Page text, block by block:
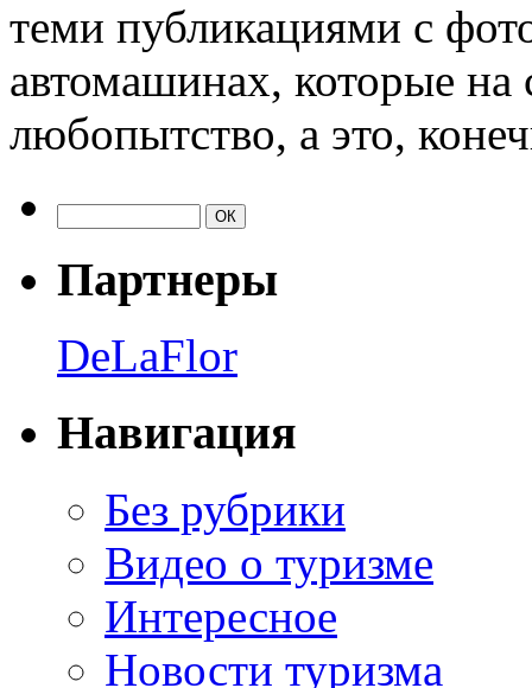
теми публикациями с
автомашинах, которые
любопытство, а это,
Партнеры
DeLaFlor
Навигация
Без рубрики
Видео о туризме
Интересное
Новости туризма